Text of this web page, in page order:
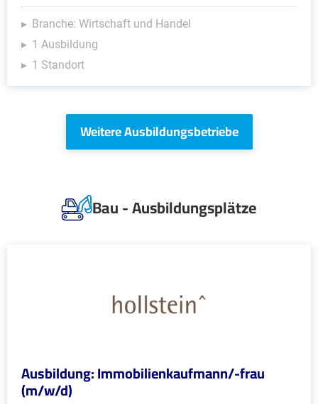
Branche: Wirtschaft und Handel
1 Ausbildung
1 Standort
Weitere Ausbildungsbetriebe
Bau - Ausbildungsplätze
Ausbildung: Immobilienkaufmann/-frau
(m/w/d)